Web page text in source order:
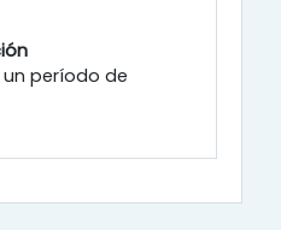
período de